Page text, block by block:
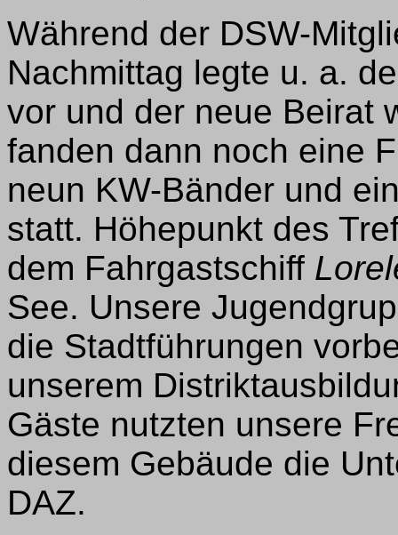
Während der DSW-
Nachmittag legte u. a.
vor und der neue Beirat
fanden dann noch eine
neun KW-Bänder und
statt. Höhepunkt des
dem Fahrgastschiff
See. Unsere
die Stadtführungen
unserem
Gäste nutzten unsere
diesem Gebäude die
DAZ.